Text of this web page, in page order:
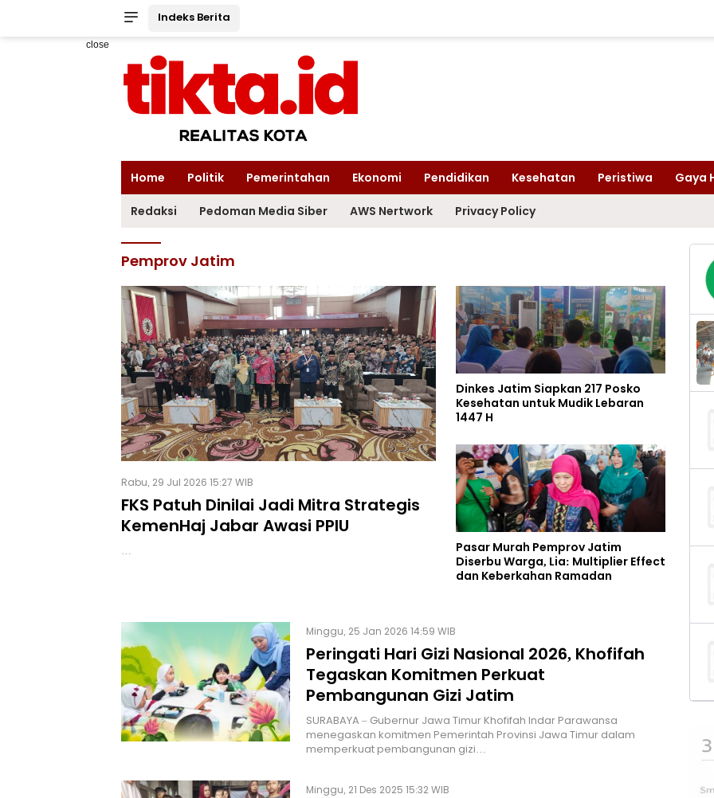
Indeks Berita
close
Home Politik Pemerintahan Ekonomi Pendidikan Kesehatan Peristiwa Gaya
Redaksi Pedoman Media Siber AWS Nertwork Privacy Policy
Pemprov Jatim
Rabu, 29 Jul 2026 15:27 WIB
FKS Patuh Dinilai Jadi Mitra Strategis
KemenHaj Jabar Awasi PPIU
…
Dinkes Jatim Siapkan 217 Posko
Kesehatan untuk Mudik Lebaran
1447 H
Pasar Murah Pemprov Jatim
Diserbu Warga, Lia: Multiplier Effect
dan Keberkahan Ramadan
Minggu, 25 Jan 2026 14:59 WIB
Peringati Hari Gizi Nasional 2026, Khofifah
Tegaskan Komitmen Perkuat
Pembangunan Gizi Jatim
SURABAYA – Gubernur Jawa Timur Khofifah Indar Parawansa
menegaskan komitmen Pemerintah Provinsi Jawa Timur dalam
memperkuat pembangunan gizi…
Minggu, 21 Des 2025 15:32 WIB